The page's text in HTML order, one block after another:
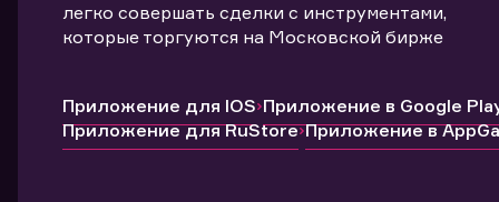
легко совершать сделки с инструментами,
которые торгуются на Московской бирже
Приложение для IOS Приложение в Google
Приложение для RuStore Приложение в